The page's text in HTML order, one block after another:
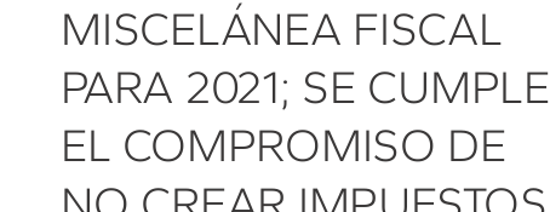
MISCELÁNEA FISCAL
PARA 2021; SE CUMPLE
EL COMPROMISO DE